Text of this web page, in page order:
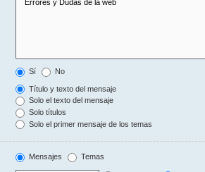
Sí No
Título y texto del mensaje
Solo el texto del mensaje
Solo títulos
Solo el primer mensaje de los temas
Mensajes Temas